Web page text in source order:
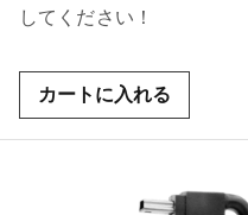
してください！
カートに入れる